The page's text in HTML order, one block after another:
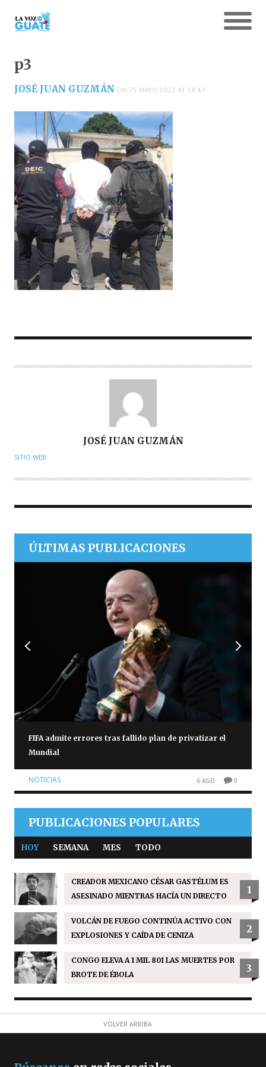
p3
JOSÉ JUAN GUZMÁN ON 25 MAYO 2022 AT 18:47
U
O
JOSÉ JUAN GUZMÁN
SITIO WEB
ÚLTIMAS PUBLICACIONES
FIFA admite errores tras fallido plan de privatizar el
Mundial
NOTICIAS 6 AGO 0
PUBLICACIONES POPULARES
HOY SEMANA MES TODO
CREADOR MEXICANO CÉSAR GASTÉLUM ES
ASESINADO MIENTRAS HACÍA UN DIRECTO
1
VOLCÁN DE FUEGO CONTINÚA ACTIVO CON
EXPLOSIONES Y CAÍDA DE CENIZA
2
CONGO ELEVA A 1 MIL 801 LAS MUERTES POR
BROTE DE ÉBOLA
3
VOLVER ARRIBA